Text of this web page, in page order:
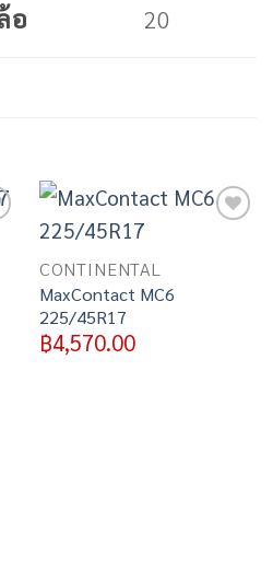
อ 20
CONTINENTAL
MaxContact MC6
225/45R17
฿4,570.00